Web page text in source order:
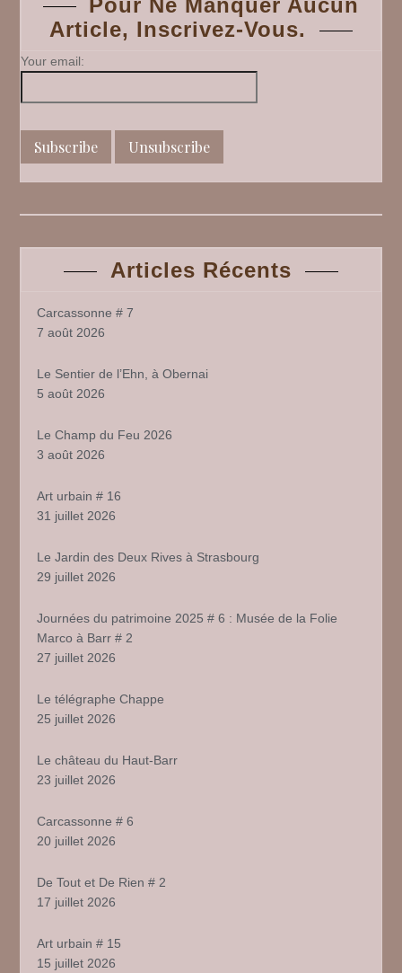
Pour Ne Manquer Aucun
Article, Inscrivez-Vous.
Your email:
Articles Récents
Carcassonne # 7
7 août 2026
Le Sentier de l’Ehn, à Obernai
5 août 2026
Le Champ du Feu 2026
3 août 2026
Art urbain # 16
31 juillet 2026
Le Jardin des Deux Rives à Strasbourg
29 juillet 2026
Journées du patrimoine 2025 # 6 : Musée de la Folie
Marco à Barr # 2
27 juillet 2026
Le télégraphe Chappe
25 juillet 2026
Le château du Haut-Barr
23 juillet 2026
Carcassonne # 6
20 juillet 2026
De Tout et De Rien # 2
17 juillet 2026
Art urbain # 15
15 juillet 2026